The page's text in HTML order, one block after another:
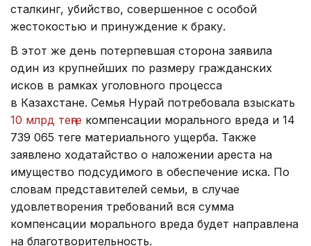
сталкинг, убийство, совершенное с особой
жестокостью и принуждение к браку.
В этот же день потерпевшая сторона заявила
один из крупнейших по размеру гражданских
исков в рамках уголовного процесса
в Казахстане. Семья Нурай потребовала взыскать
10 млрд теңге компенсации морального вреда и 14
739 065 теңге материального ущерба. Также
заявлено ходатайство о наложении ареста на
имущество подсудимого в обеспечение иска. По
словам представителей семьи, в случае
удовлетворения требований вся сумма
компенсации морального вреда будет направлена
на благотворительность.